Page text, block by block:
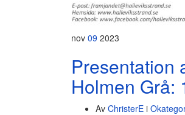
nov 09 2023
Presentation
Holmen Grå:
Av ChristerE i